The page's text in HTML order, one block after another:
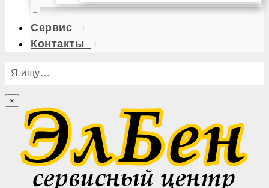
+
Сервис +
Контакты +
Я ищу…
×